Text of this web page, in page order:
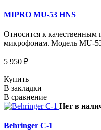
MIPRO MU-53 HNS
Относится к
микрофонам. Модель MU-
5 950 ₽
Купить
В закладки
В сравнение
Нет в
Behringer C-1